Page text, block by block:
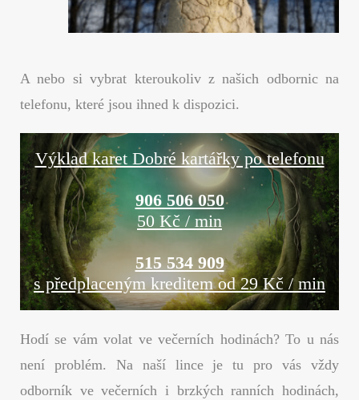
A nebo si vybrat kteroukoliv z našich odbornic na
telefonu, které jsou ihned k dispozici.
Výklad karet Dobré kartářky po telefonu
906 506 050
50 Kč / min
515 534 909
s předplaceným kreditem od 29 Kč / min
Hodí se vám volat ve večerních hodinách? To u nás
není problém. Na naší lince je tu pro vás vždy
odborník ve večerních i brzkých ranních hodinách,